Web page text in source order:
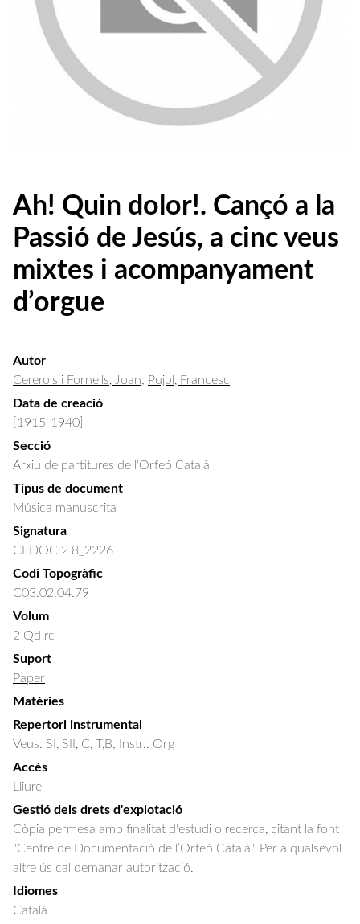
Ah! Quin dolor!. Cançó a la
Passió de Jesús, a cinc veus
mixtes i acompanyament
d’orgue
Autor
Cererols i Fornells, Joan; Pujol, Francesc
Data de creació
[1915-1940]
Secció
Arxiu de partitures de l'Orfeó Català
Tipus de document
Música manuscrita
Signatura
CEDOC 2.8_2226
Codi Topogràfic
C03.02.04.79
Volum
2 Qd rc
Suport
Paper
Matèries
Repertori instrumental
Veus: SI, SII, C, T,B; Instr.: Org
Accés
Lliure
Gestió dels drets d'explotació
Còpia permesa amb finalitat d'estudi o recerca, citant la font
"Centre de Documentació de l’Orfeó Català". Per a qualsevol
altre ús cal demanar autorització.
Idiomes
Català